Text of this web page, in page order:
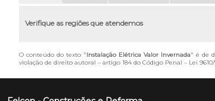
Verifique as regiões que atendemos
O conteúdo do texto "Instalação Elétrica Valor Invernada" é de
violação de direito autoral – artigo 184 do Código Penal – Lei